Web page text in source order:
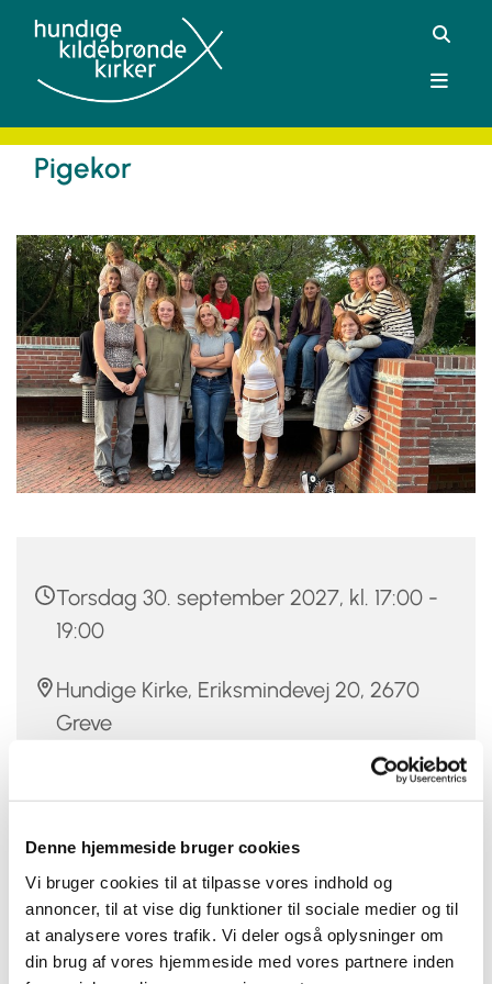
Denne hjemmeside bruger cookies
Vi bruger cookies til at tilpasse vores indhold og
annoncer, til at vise dig funktioner til sociale medier og til
at analysere vores trafik. Vi deler også oplysninger om
din brug af vores hjemmeside med vores partnere inden
Pigekor
Torsdag 30. september 2027, kl. 17:00 -
19:00
Hundige Kirke, Eriksmindevej 20, 2670
Greve
Er du mellem 12 og 20 år, vild med musik og at synge,
så er Hundige-Kildebrønde Kirkers Pigekor måske
noget for dig.